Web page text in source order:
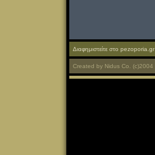
Διαφημιστείτε στο pezoporia.gr
Created by Nidus Co. (c)2004